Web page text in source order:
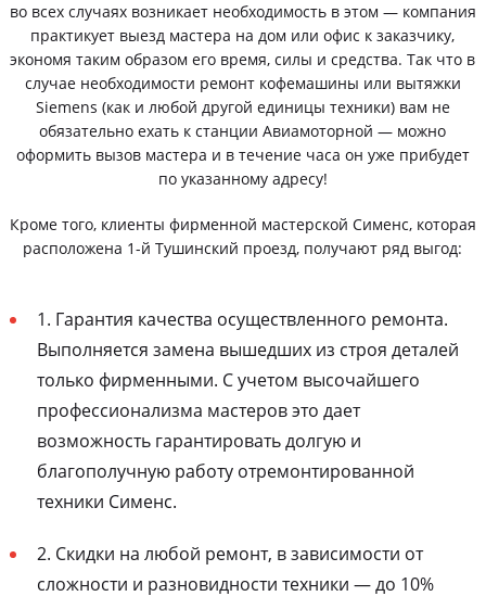
во всех случаях возникает необходимость в этом — компания
практикует выезд мастера на дом или офис к заказчику,
экономя таким образом его время, силы и средства. Так что в
случае необходимости ремонт кофемашины или вытяжки
Siemens (как и любой другой единицы техники) вам не
обязательно ехать к станции Авиамоторной — можно
оформить вызов мастера и в течение часа он уже прибудет
по указанному адресу!
Кроме того, клиенты фирменной мастерской Сименс, которая
расположена 1-й Тушинский проезд, получают ряд выгод:
1. Гарантия качества осуществленного ремонта.
Выполняется замена вышедших из строя деталей
только фирменными. С учетом высочайшего
профессионализма мастеров это дает
возможность гарантировать долгую и
благополучную работу отремонтированной
техники Сименс.
2. Скидки на любой ремонт, в зависимости от
сложности и разновидности техники — до 10%